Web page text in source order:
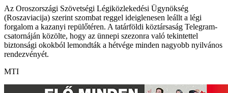
Az Oroszországi Szövetségi Légiközlekedési Ügynökség
(Roszaviacija) szerint szombat reggel ideiglenesen leállt a légi
forgalom a kazanyi repülőtéren. A tatárföldi köztársaság Telegram-
csatornáján közölte, hogy az ünnepi szezonra való tekintettel
biztonsági okokból lemondták a hétvége minden nagyobb nyilvános
rendezvényét.
MTI